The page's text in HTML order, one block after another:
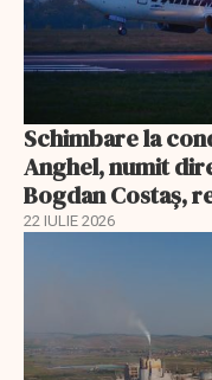
Schimbare la
Anghel, numit
Bogdan Costaș,
22 IULIE 2026